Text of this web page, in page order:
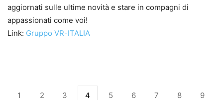
aggiornati sulle ultime novità e stare in compagni di
appassionati come voi!
Link: Gruppo VR-ITALIA
1 2 3 4 5 6 7 8 9